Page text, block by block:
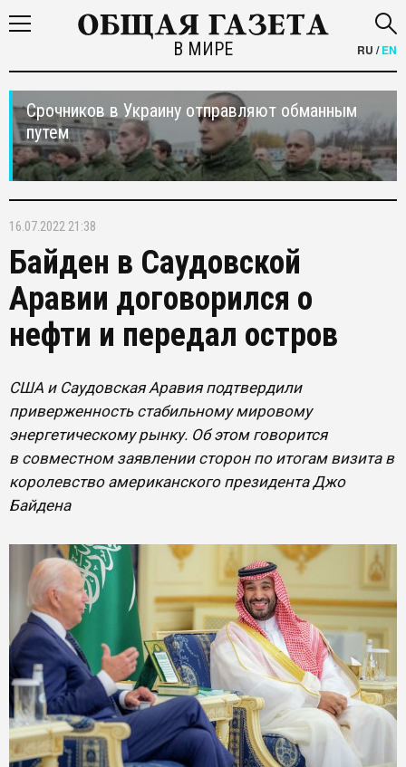
В МИРЕ RU /EN
Срочников в Украину отправляют обманным
путем
16.07.2022 21:38
Байден в Саудовской
Аравии договорился о
нефти и передал остров
США и Саудовская Аравия подтвердили
приверженность стабильному мировому
энергетическому рынку. Об этом говорится
в совместном заявлении сторон по итогам визита в
королевство американского президента Джо
Байдена